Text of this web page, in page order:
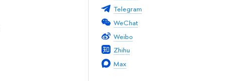
Telegram
WeChat
Weibo
Zhihu
Max